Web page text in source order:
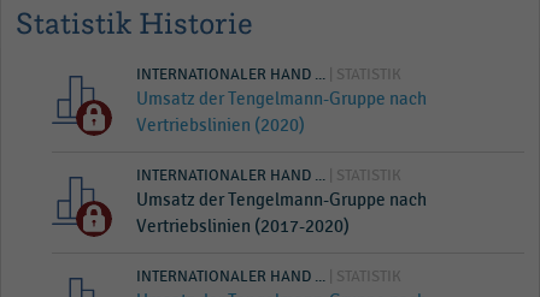
Statistik Historie
INTERNATIONALER HAND ... | STATISTIK
Umsatz der Tengelmann-Gruppe nach
Vertriebslinien (2020)
INTERNATIONALER HAND ... | STATISTIK
Umsatz der Tengelmann-Gruppe nach
Vertriebslinien (2017-2020)
INTERNATIONALER HAND ... | STATISTIK